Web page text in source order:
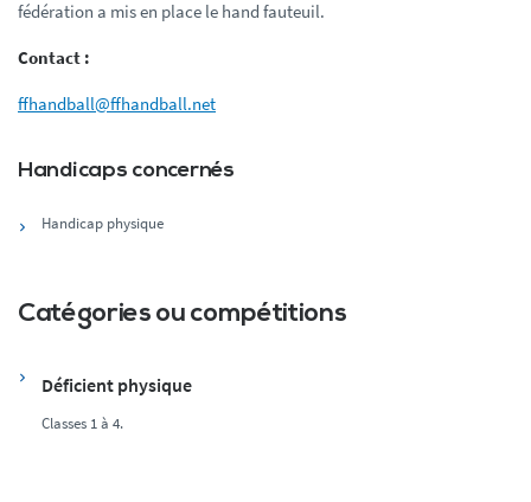
fédération a mis en place le hand fauteuil.
Contact :
ffhandball@ffhandball.net
Handicaps concernés
Handicap physique
Catégories ou compétitions
Déficient physique
Classes 1 à 4.